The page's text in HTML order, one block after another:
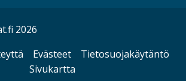
2026
Evästeet
Tietosuojakäytäntö
Sivukartta